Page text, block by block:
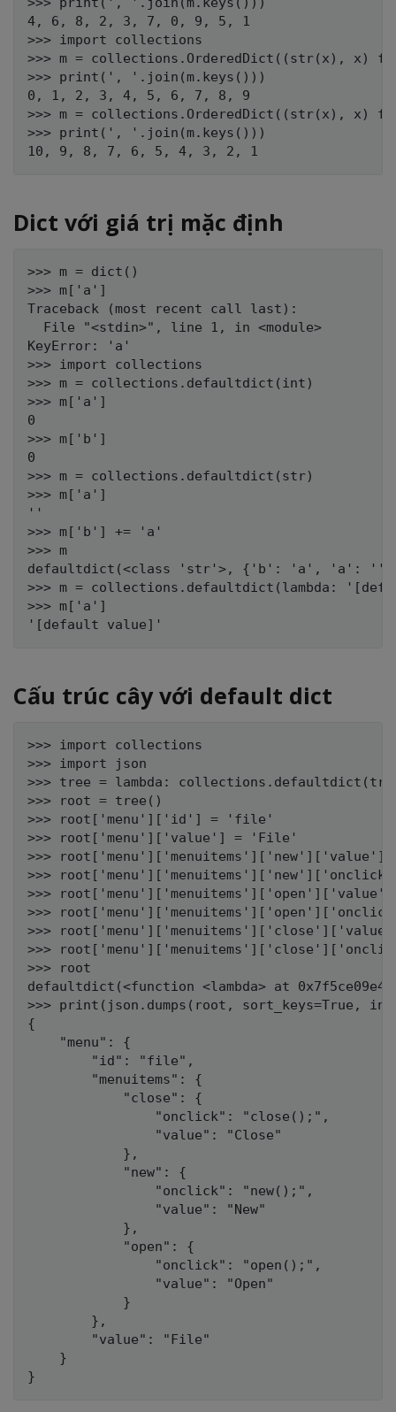
4, 6, 8, 2, 3, 7, 0, 9, 5, 1
>>> import collections
>>> m = collections.OrderedDict((str(x), x)
>>> print(', '.join(m.keys()))
0, 1, 2, 3, 4, 5, 6, 7, 8, 9
>>> m = collections.OrderedDict((str(x), x)
>>> print(', '.join(m.keys()))
Dict với giá trị mặc định
>>> m = dict()
>>> m['a']
Traceback (most recent call last):
  File "<stdin>", line 1, in <module>
KeyError: 'a'
>>> import collections
>>> m = collections.defaultdict(int)
>>> m['a']
0
>>> m['b']
0
>>> m = collections.defaultdict(str)
>>> m['a']
''
>>> m['b'] += 'a'
>>> m
defaultdict(<class 'str'>, {'b': 'a', 'a':
>>> m = collections.defaultdict(lambda:
>>> m['a']
Cấu trúc cây với default dict
>>> import collections
>>> import json
>>> tree = lambda:
>>> root = tree()
>>> root['menu']['id'] = 'file'
>>> root['menu']['value'] = 'File'
>>> root['menu']['menuitems']['new']['value']
>>>
>>> root['menu']['menuitems']['open']['value']
>>>
>>>
>>>
>>> root
defaultdict(<function <lambda> at
>>> print(json.dumps(root,
{
    "menu": {
        "id": "file",
        "menuitems": {
            "close": {
                "onclick": "close();",
                "value": "Close"
            },
            "new": {
                "onclick": "new();",
                "value": "New"
            },
            "open": {
                "onclick": "open();",
                "value": "Open"
            }
        },
        "value": "File"
    }